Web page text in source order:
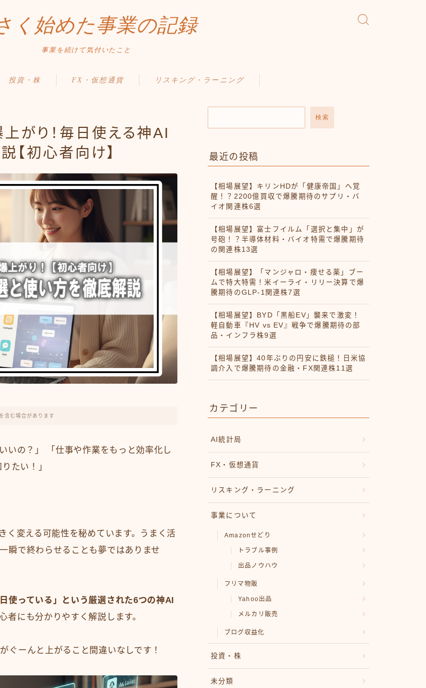
く始めた事業の記録
事業を続けて気付いたこと
投資・株 FX・仮想通貨 リスキング・ラーニング
がり！毎日使える神AI
【初心者向け】
含む場合があります
いの？」 「仕事や作業をもっと効率化し
たい！」
く変える可能性を秘めています。うまく活
瞬で終わらせることも夢ではありませ
日使っている」という厳選された6つの神AI
者にも分かりやすく解説します。
ぐーんと上がること間違いなしです！
検索
最近の投稿
【相場展望】キリンHDが「健康帝国」へ覚
醒！？2200億買収で爆騰期待のサプリ・バ
イオ関連株6選
【相場展望】富士フイルム「選択と集中」が
号砲！？半導体材料・バイオ特需で爆騰期待
の関連株13選
【相場展望】「マンジャロ・痩せる薬」ブー
ムで特大特需！米イーライ・リリー決算で爆
騰期待のGLP-1関連株7選
【相場展望】BYD「黒船EV」襲来で激変！
軽自動車『HV vs EV』戦争で爆騰期待の部
品・インフラ株9選
【相場展望】40年ぶりの円安に鉄槌！日米協
調介入で爆騰期待の金融・FX関連株11選
カテゴリー
AI統計局
FX・仮想通貨
リスキング・ラーニング
事業について
Amazonせどり
トラブル事例
出品ノウハウ
フリマ物販
Yahoo出品
メルカリ販売
ブログ収益化
投資・株
未分類